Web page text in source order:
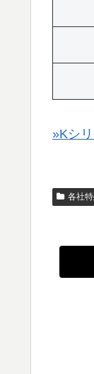
»Kシ
各社